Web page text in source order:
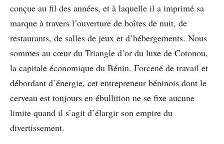
conçue au fil des années, et à laquelle il a imprimé sa
marque à travers l’ouverture de boîtes de nuit, de
restaurants, de salles de jeux et d’hébergements. Nous
sommes au cœur du Triangle d’or du luxe de Cotonou,
la capitale économique du Bénin. Forcené de travail et
débordant d’énergie, cet entrepreneur béninois dont le
cerveau est toujours en ébullition ne se fixe aucune
limite quand il s’agit d’élargir son empire du
divertissement.